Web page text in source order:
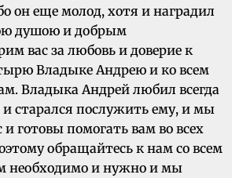
он еще молод, хотя и наградил
душою и добрым
вас за любовь и доверие к
Владыке Андрею и ко всем
Владыка Андрей любил всегда
старался послужить ему, и мы
готовы помогать вам во всех
обращайтесь к нам со всем
необходимо и нужно и мы